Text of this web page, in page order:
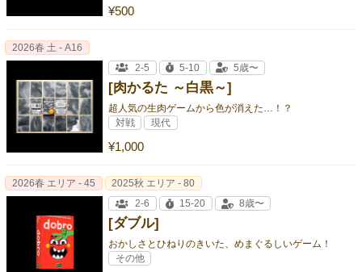
¥500
[肉かるた ～白黒～]
超人気の生肉ゲームから色が消えた…！？
¥1,000
2026春 土 - A16
2-5
5-10 5歳〜
対戦 現代
[ダブル]
おかしさとひねりのきいた、めまぐるしいゲーム！
2026春 エリア - 45
2025秋 エリア - 80
2-6
15-20 8歳〜
その他